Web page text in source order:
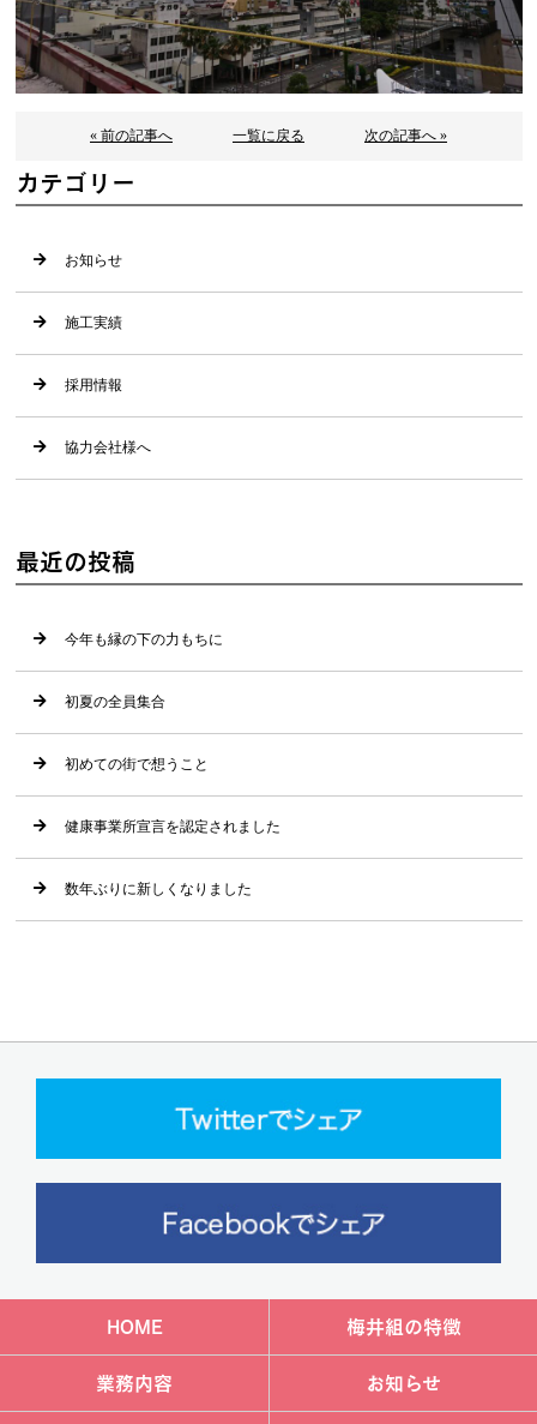
« 前の記事へ 一覧に戻る 次の記事へ »
カテゴリー
お知らせ
施工実績
採用情報
協力会社様へ
最近の投稿
今年も縁の下の力もちに
初夏の全員集合
初めての街で想うこと
健康事業所宣言を認定されました
数年ぶりに新しくなりました
HOME 梅井組の特徴
業務内容 お知らせ